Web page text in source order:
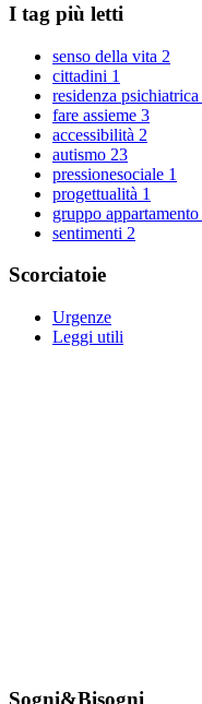
I tag più letti
senso della vita 2
cittadini 1
residenza psichiatrica
fare assieme 3
accessibilità 2
autismo 23
pressionesociale 1
progettualità 1
gruppo appartamento
sentimenti 2
Scorciatoie
Urgenze
Leggi utili
Sogni&Bisogni